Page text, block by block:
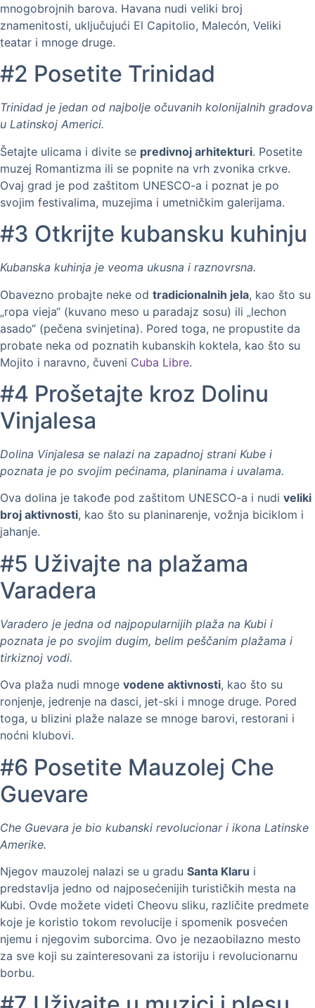
mnogobrojnih barova. Havana nudi veliki broj
znamenitosti, uključujući El Capitolio, Malecón, Veliki
teatar i mnoge druge.
#2 Posetite Trinidad
Trinidad je jedan od najbolje očuvanih kolonijalnih gradova
u Latinskoj Americi.
Šetajte ulicama i divite se predivnoj arhitekturi. Posetite
muzej Romantizma ili se popnite na vrh zvonika crkve.
Ovaj grad je pod zaštitom UNESCO-a i poznat je po
svojim festivalima, muzejima i umetničkim galerijama.
#3 Otkrijte kubansku kuhinju
Kubanska kuhinja je veoma ukusna i raznovrsna.
Obavezno probajte neke od tradicionalnih jela, kao što su
„ropa vieja“ (kuvano meso u paradajz sosu) ili „lechon
asado“ (pečena svinjetina). Pored toga, ne propustite da
probate neka od poznatih kubanskih koktela, kao što su
Mojito i naravno, čuveni Cuba Libre.
#4 Prošetajte kroz Dolinu
Vinjalesa
Dolina Vinjalesa se nalazi na zapadnoj strani Kube i
poznata je po svojim pećinama, planinama i uvalama.
Ova dolina je takođe pod zaštitom UNESCO-a i nudi veliki
broj aktivnosti, kao što su planinarenje, vožnja biciklom i
jahanje.
#5 Uživajte na plažama
Varadera
Varadero je jedna od najpopularnijih plaža na Kubi i
poznata je po svojim dugim, belim peščanim plažama i
tirkiznoj vodi.
Ova plaža nudi mnoge vodene aktivnosti, kao što su
ronjenje, jedrenje na dasci, jet-ski i mnoge druge. Pored
toga, u blizini plaže nalaze se mnoge barovi, restorani i
noćni klubovi.
#6 Posetite Mauzolej Che
Guevare
Che Guevara je bio kubanski revolucionar i ikona Latinske
Amerike.
Njegov mauzolej nalazi se u gradu Santa Klaru i
predstavlja jedno od najposećenijih turističkih mesta na
Kubi. Ovde možete videti Cheovu sliku, različite predmete
koje je koristio tokom revolucije i spomenik posvećen
njemu i njegovim suborcima. Ovo je nezaobilazno mesto
za sve koji su zainteresovani za istoriju i revolucionarnu
borbu.